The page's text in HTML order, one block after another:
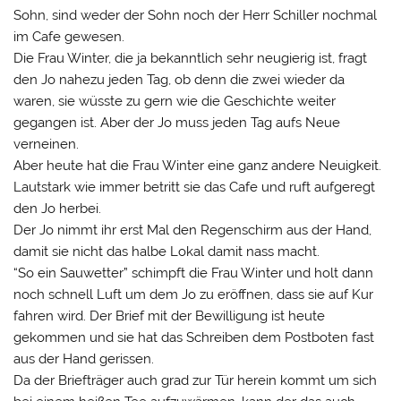
Sohn, sind weder der Sohn noch der Herr Schiller nochmal
im Cafe gewesen.
Die Frau Winter, die ja bekanntlich sehr neugierig ist, fragt
den Jo nahezu jeden Tag, ob denn die zwei wieder da
waren, sie wüsste zu gern wie die Geschichte weiter
gegangen ist. Aber der Jo muss jeden Tag aufs Neue
verneinen.
Aber heute hat die Frau Winter eine ganz andere Neuigkeit.
Lautstark wie immer betritt sie das Cafe und ruft aufgeregt
den Jo herbei.
Der Jo nimmt ihr erst Mal den Regenschirm aus der Hand,
damit sie nicht das halbe Lokal damit nass macht.
“So ein Sauwetter” schimpft die Frau Winter und holt dann
noch schnell Luft um dem Jo zu eröffnen, dass sie auf Kur
fahren wird. Der Brief mit der Bewilligung ist heute
gekommen und sie hat das Schreiben dem Postboten fast
aus der Hand gerissen.
Da der Briefträger auch grad zur Tür herein kommt um sich